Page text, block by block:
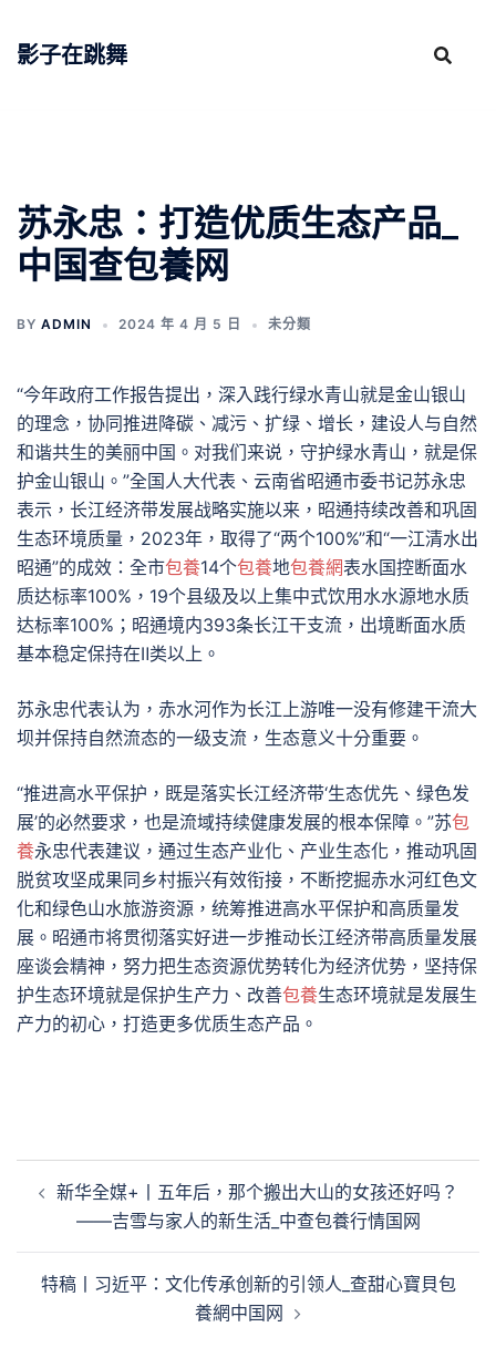
影子在跳舞
苏永忠：打造优质生态产品_
中国查包養网
BY ADMIN 2024 年 4 月 5 日 未分類
“今年政府工作报告提出，深入践行绿水青山就是金山银山
的理念，协同推进降碳、减污、扩绿、增长，建设人与自然
和谐共生的美丽中国。对我们来说，守护绿水青山，就是保
护金山银山。”全国人大代表、云南省昭通市委书记苏永忠
表示，长江经济带发展战略实施以来，昭通持续改善和巩固
生态环境质量，2023年，取得了“两个100%”和“一江清水出
昭通”的成效：全市包養14个包養地包養網表水国控断面水
质达标率100%，19个县级及以上集中式饮用水水源地水质
达标率100%；昭通境内393条长江干支流，出境断面水质
基本稳定保持在Ⅱ类以上。
苏永忠代表认为，赤水河作为长江上游唯一没有修建干流大
坝并保持自然流态的一级支流，生态意义十分重要。
“推进高水平保护，既是落实长江经济带‘生态优先、绿色发
展’的必然要求，也是流域持续健康发展的根本保障。”苏包
養永忠代表建议，通过生态产业化、产业生态化，推动巩固
脱贫攻坚成果同乡村振兴有效衔接，不断挖掘赤水河红色文
化和绿色山水旅游资源，统筹推进高水平保护和高质量发
展。昭通市将贯彻落实好进一步推动长江经济带高质量发展
座谈会精神，努力把生态资源优势转化为经济优势，坚持保
护生态环境就是保护生产力、改善包養生态环境就是发展生
产力的初心，打造更多优质生态产品。
章
新华全媒+丨五年后，那个搬出大山的女孩还好吗？
——吉雪与家人的新生活_中查包養行情国网
特稿丨习近平：文化传承创新的引领人_查甜心寶貝包
養網中国网